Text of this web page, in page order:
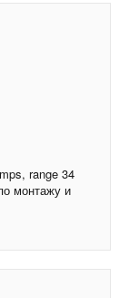
range 34
монтажу и